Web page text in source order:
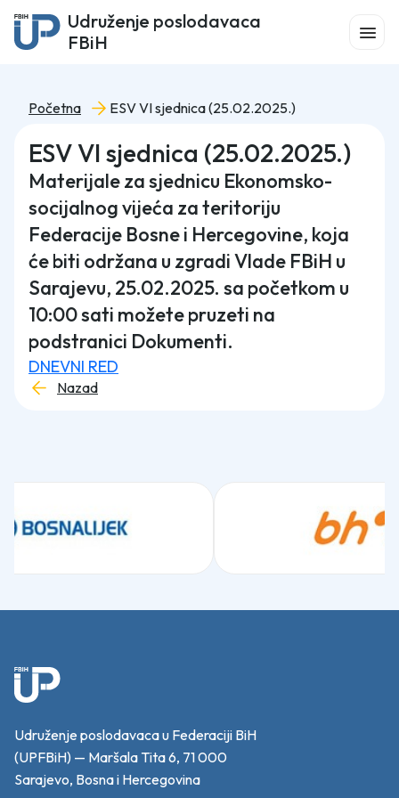
Udruženje poslodavaca
FBiH
Početna ESV VI sjednica (25.02.2025.)
ESV VI sjednica (25.02.2025.)
Materijale za sjednicu Ekonomsko-
socijalnog vijeća za teritoriju
Federacije Bosne i Hercegovine, koja
će biti održana u zgradi Vlade FBiH u
Sarajevu, 25.02.2025. sa početkom u
10:00 sati možete pruzeti na
podstranici Dokumenti.
DNEVNI RED
Nazad
Udruženje poslodavaca u Federaciji BiH
(UPFBiH) — Maršala Tita 6, 71 000
Sarajevo, Bosna i Hercegovina